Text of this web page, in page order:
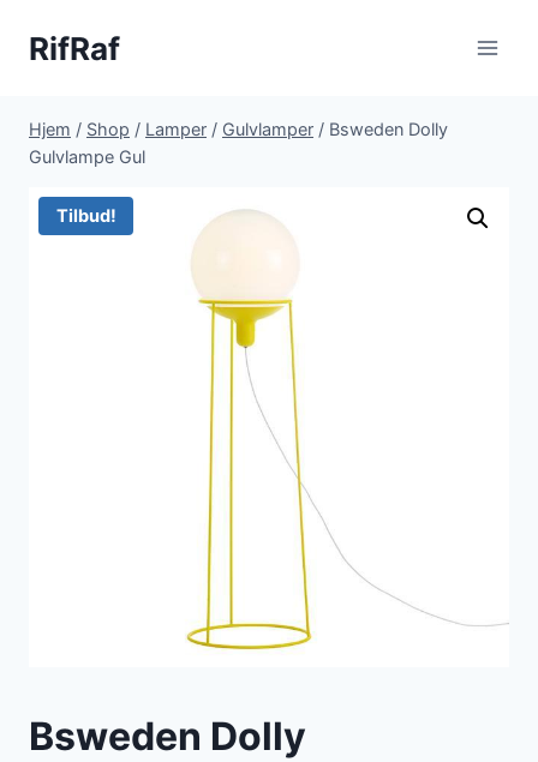
RifRaf
Hjem / Shop / Lamper / Gulvlamper / Bsweden Dolly
Gulvlampe Gul
Tilbud!
Bsweden Dolly